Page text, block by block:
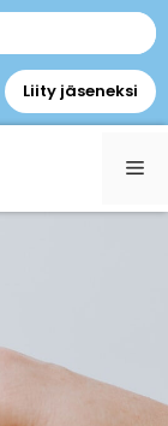
Liity jäseneksi